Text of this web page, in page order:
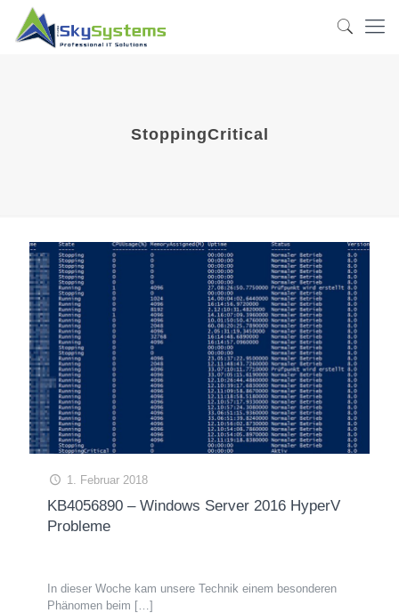
StoppingCritical
1. Februar 2018
KB4056890 – Windows Server 2016 HyperV
Probleme
In dieser Woche kam unsere Technik einem besonderen
Phänomen beim […]